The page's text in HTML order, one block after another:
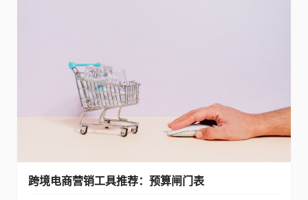
跨境电商营销工具推荐：预算闸门表